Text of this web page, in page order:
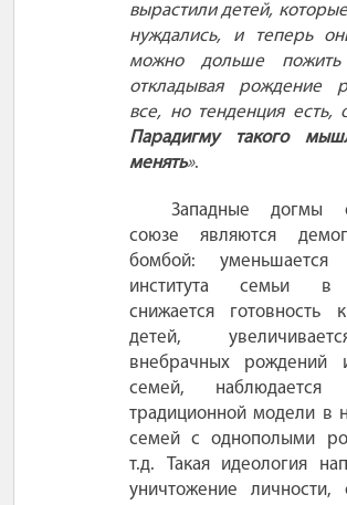
вырастили детей,
нуждались, и теперь
можно дольше
откладывая рождение
все, но тенденция есть,
Парадигму такого
менять».
Западные догмы
союзе являются
бомбой: уменьшается
института семьи в
снижается готовность
детей,
внебрачных рождений
семей,
традиционной модели в
семей с однополыми
т.д.
Такая идеология
уничтожение личности,